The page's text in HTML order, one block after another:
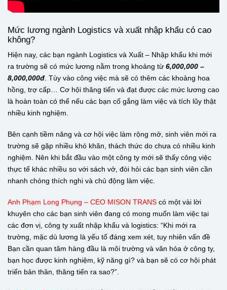
Mức lương ngành Logistics và xuất nhập khẩu có cao
không?
Hiện nay, các bạn ngành Logistics và Xuất – Nhập khẩu khi mới
ra trường sẽ có mức lương nằm trong khoảng từ 6,000,000 –
8,000,000đ. Tùy vào công việc mà sẽ có thêm các khoảng hoa
hồng, trợ cấp… Cơ hội thăng tiến và đạt được các mức lương cao
là hoàn toàn có thể nếu các bạn cố gắng làm việc và tích lũy thật
nhiều kinh nghiệm.
Bên cạnh tiềm năng và cơ hội việc làm rộng mở, sinh viên mới ra
trường sẽ gặp nhiều khó khăn, thách thức do chưa có nhiều kinh
nghiệm. Nên khi bắt đầu vào một công ty mới sẽ thấy công việc
thực tế khác nhiều so với sách vở, đòi hỏi các bạn sinh viên cần
nhanh chóng thích nghi và chủ động làm việc.
Anh Phạm Long Phụng – CEO MISON TRANS có một vài lời
khuyên cho các bạn sinh viên đang có mong muốn làm việc tại
các đơn vị, công ty xuất nhập khẩu và logistics: “Khi mới ra
trường, mặc dù lương là yếu tố đáng xem xét, tuy nhiên vấn đề
Bạn cần quan tâm hàng đầu là môi trường và văn hóa ở công ty,
bạn học được kinh nghiệm, kỹ năng gì? và bạn sẽ có cơ hội phát
triển bản thân, thăng tiến ra sao?”.